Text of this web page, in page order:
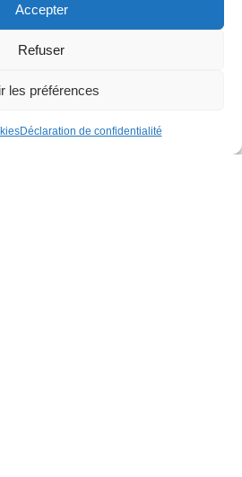
Accepter
Refuser
les préférences
Déclaration de confidentialité